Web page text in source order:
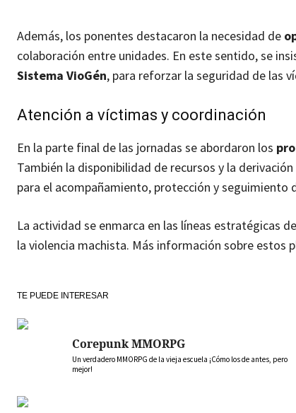
Además, los ponentes destacaron la necesidad de
colaboración entre unidades. En este sentido, se
Sistema VioGén, para reforzar la seguridad de las
Atención a víctimas y coordinación
En la parte final de las jornadas se abordaron los
También la disponibilidad de recursos y la
para el acompañamiento, protección y seguimiento
La actividad se enmarca en las líneas estratégicas
la violencia machista. Más información sobre estos
TE PUEDE INTERESAR
Corepunk MMORPG
Un verdadero MMORPG de la vieja escuela ¡Cómo los de antes, pero
mejor!